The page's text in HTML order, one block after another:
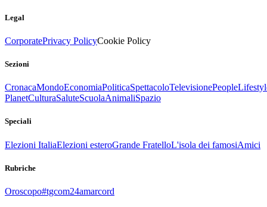
Legal
CorporatePrivacy PolicyCookie Policy
Sezioni
CronacaMondoEconomiaPoliticaSpettacoloTelevisionePeople
PlanetCulturaSaluteScuolaAnimaliSpazio
Speciali
Elezioni ItaliaElezioni esteroGrande FratelloL'isola dei famosiAmici
Rubriche
Oroscopo#tgcom24amarcord